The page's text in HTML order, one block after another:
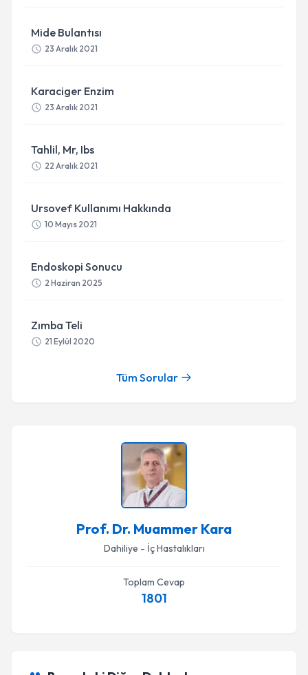
Mide Bulantısı
23 Aralık 2021
Karaciger Enzim
23 Aralık 2021
Tahlil, Mr, Ibs
22 Aralık 2021
Ursovef Kullanımı Hakkında
10 Mayıs 2021
Endoskopi Sonucu
2 Haziran 2025
Zımba Teli
21 Eylül 2020
Tüm Sorular
Prof. Dr. Muammer Kara
Dahiliye - İç Hastalıkları
Toplam Cevap
1801